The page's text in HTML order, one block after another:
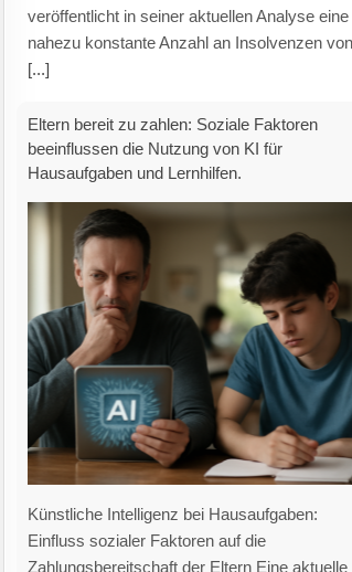
Zahlungsbereitschaft der Eltern Eine aktuelle
Untersuchung zeigt, dass die Nutzung
künstlicher Intelligenz (KI) für schulische
Neuer Leitfaden zur CO₂-Fußabdruck-
Berechnung: Praxisorientierte Methodik für die
Industrie durch Factory-X und Fraunhofer
IWU.
Standardisierte, vergleichbare und